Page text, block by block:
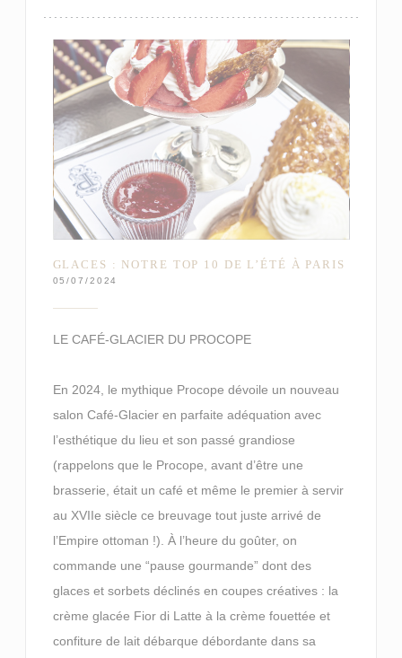
GLACES : NOTRE TOP 10 DE L’ÉTÉ À PARIS
05/07/2024
LE CAFÉ-GLACIER DU PROCOPE
En 2024, le mythique Procope dévoile un nouveau
salon Café-Glacier en parfaite adéquation avec
l’esthétique du lieu et son passé grandiose
(rappelons que le Procope, avant d’être une
brasserie, était un café et même le premier à servir
au XVIIe siècle ce breuvage tout juste arrivé de
l’Empire ottoman !). À l’heure du goûter, on
commande une “pause gourmande” dont des
glaces et sorbets déclinés en coupes créatives : la
crème glacée Fior di Latte à la crème fouettée et
confiture de lait débarque débordante dans sa